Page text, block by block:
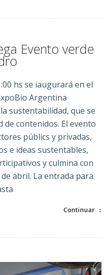
Evento verde
hs se iaugurará en el
Argentina
sustentabilidad, que se
de contenidos. El evento
públics y privadas,
e ideas sustentables,
y culmina con
abril. La entrada para
Continuar